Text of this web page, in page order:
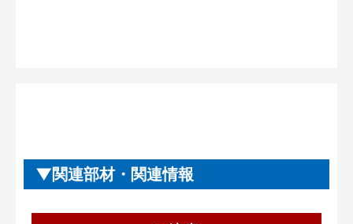
関連部材・関連情報